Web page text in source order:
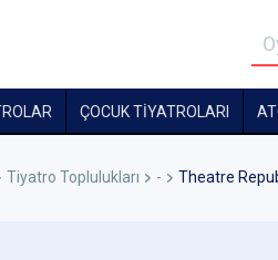
ÇOCUK TIYATROLARI
Tiyatro Toplulukları - Theatre